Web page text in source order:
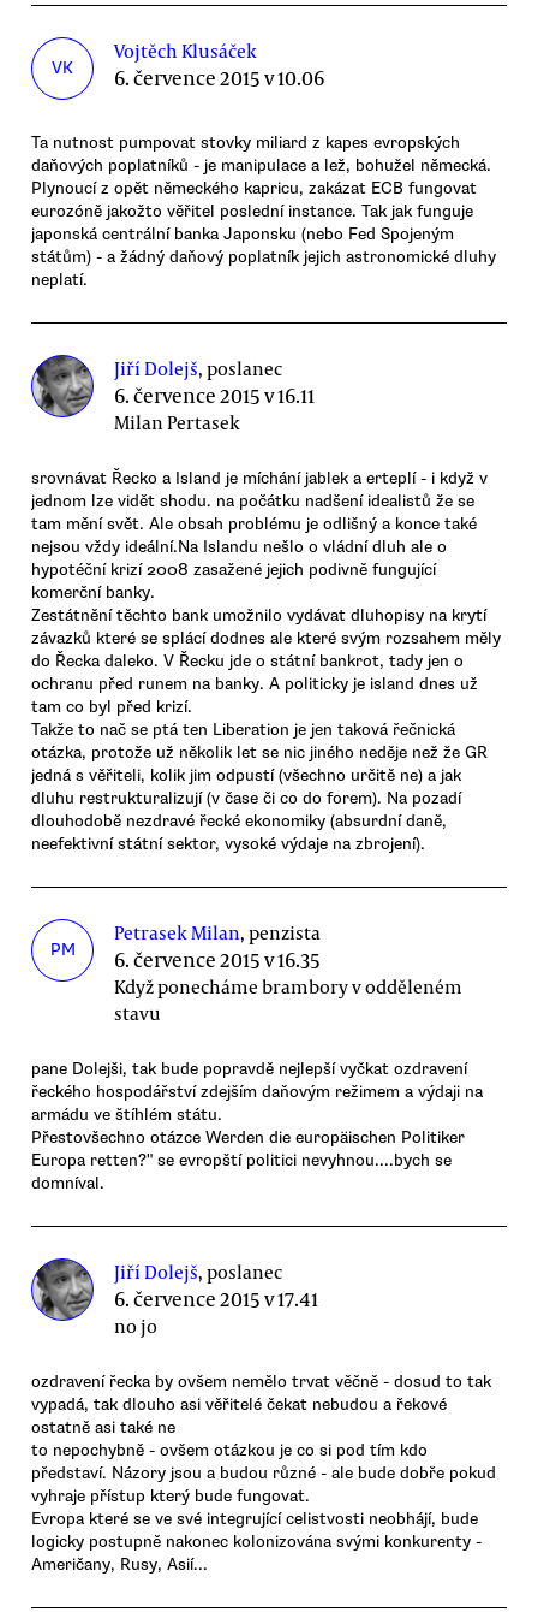
VK
Vojtěch Klusáček
6. července 2015 v 10.06
Ta nutnost pumpovat stovky miliard z kapes evropských
daňových poplatníků - je manipulace a lež, bohužel německá.
Plynoucí z opět německého kapricu, zakázat ECB fungovat
eurozóně jakožto věřitel poslední instance. Tak jak funguje
japonská centrální banka Japonsku (nebo Fed Spojeným
státům) - a žádný daňový poplatník jejich astronomické dluhy
neplatí.
Jiří Dolejš, poslanec
6. července 2015 v 16.11
Milan Pertasek
srovnávat Řecko a Island je míchání jablek a erteplí - i když v
jednom lze vidět shodu. na počátku nadšení idealistů že se
tam mění svět. Ale obsah problému je odlišný a konce také
nejsou vždy ideální.Na Islandu nešlo o vládní dluh ale o
hypotéční krizí 2008 zasažené jejich podivně fungující
komerční banky.
Zestátnění těchto bank umožnilo vydávat dluhopisy na krytí
závazků které se splácí dodnes ale které svým rozsahem měly
do Řecka daleko. V Řecku jde o státní bankrot, tady jen o
ochranu před runem na banky. A politicky je island dnes už
tam co byl před krizí.
Takže to nač se ptá ten Liberation je jen taková řečnická
otázka, protože už několik let se nic jiného neděje než že GR
jedná s věřiteli, kolik jim odpustí (všechno určitě ne) a jak
dluhu restrukturalizují (v čase či co do forem). Na pozadí
dlouhodobě nezdravé řecké ekonomiky (absurdní daně,
neefektivní státní sektor, vysoké výdaje na zbrojení).
PM
Petrasek Milan, penzista
6. července 2015 v 16.35
Když ponecháme brambory v odděleném
stavu
pane Dolejši, tak bude popravdě nejlepší vyčkat ozdravení
řeckého hospodářství zdejším daňovým režimem a výdaji na
armádu ve štíhlém státu.
Přestovšechno otázce Werden die europäischen Politiker
Europa retten?" se evropští politici nevyhnou....bych se
domníval.
Jiří Dolejš, poslanec
6. července 2015 v 17.41
no jo
ozdravení řecka by ovšem nemělo trvat věčně - dosud to tak
vypadá, tak dlouho asi věřitelé čekat nebudou a řekové
ostatně asi také ne
to nepochybně - ovšem otázkou je co si pod tím kdo
představí. Názory jsou a budou různé - ale bude dobře pokud
vyhraje přístup který bude fungovat.
Evropa které se ve své integrující celistvosti neobhájí, bude
logicky postupně nakonec kolonizována svými konkurenty -
Američany, Rusy, Asií...